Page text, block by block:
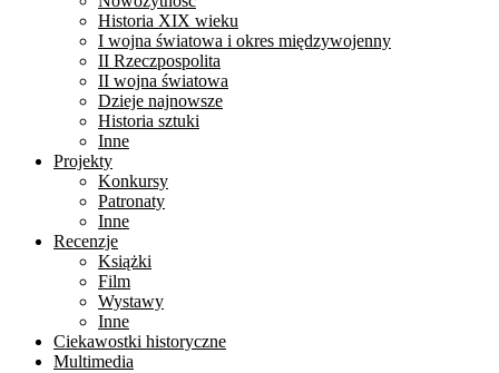
Historia XIX wieku
I wojna światowa i okres międzywojenny
II Rzeczpospolita
II wojna światowa
Dzieje najnowsze
Historia sztuki
Inne
Projekty
Konkursy
Patronaty
Inne
Recenzje
Książki
Film
Wystawy
Inne
Ciekawostki historyczne
Multimedia